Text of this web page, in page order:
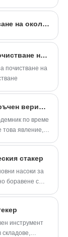
Работи с
което го
логистика и
Електрическа количка за палети: опазване на околната среда, спестяване на енергия, висока ефективност
Изключително ефективна машина за почистване на подове
почистване на
Причини за повреда на спирачката на ръчен верижен телфер и методи за отстраняване на неизправности
по време
явление,
за да
И така,
верижен
стакер
насоки за
боравене с
инструмент